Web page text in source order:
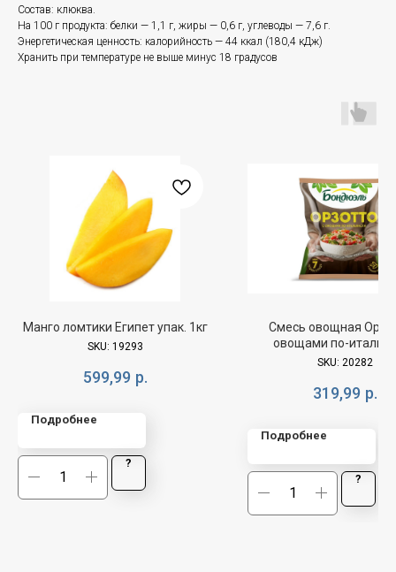
Состав: клюква.
На 100 г продукта: белки — 1,1 г, жиры — 0,6 г, углеводы — 7,6 г.
Энергетическая ценность: калорийность — 44 ккал (180,4 кДж)
Хранить при температуре не выше минус 18 градусов
Манго ломтики Египет упак. 1кг
SKU: 19293
599,99 р.
Подробнее
?
Смесь овощная
овощами по-
Бондюэль 400г
SKU: 20282
319,99 р.
Подробнее
?